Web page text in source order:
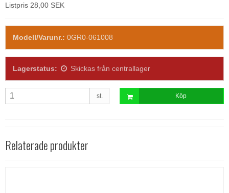
Listpris 28,00 SEK
Modell/Varunr.: 0GR0-061008
Lagerstatus: Skickas från centrallager
st. Köp
Relaterade produkter